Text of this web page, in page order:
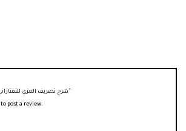
to post a review.